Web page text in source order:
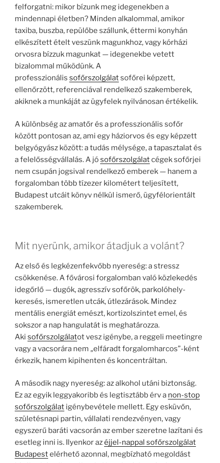
felforgatni: mikor bízunk meg idegenekben a
mindennapi életben? Minden alkalommal, amikor
taxiba, buszba, repülőbe szállunk, éttermi konyhán
elkészített ételt veszünk magunkhoz, vagy kórházi
orvosra bízzuk magunkat — idegenekbe vetett
bizalommal működünk. A
professzionális sofőrszolgálatsofőrei képzett,
ellenőrzött, referenciával rendelkező szakemberek,
akiknek a munkáját az ügyfelek nyilvánosan értékelik.
A különbség az amatőr és a professzionális sofőr
között pontosan az, ami egy háziorvos és egy képzett
belgyógyász között: a tudás mélysége, a tapasztalat és
a felelősségvállalás. A jósofőrszolgálatcégek sofőrjei
nem csupán jogsival rendelkező emberek — hanem a
forgalomban több tízezer kilométert teljesített,
Budapest utcáit könyv nélkül ismerő, ügyfélorientált
szakemberek.
Mit nyerünk, amikor átadjuk a volánt?
Az első és legkézenfekvőbb nyereség: a stressz
csökkenése. A fővárosi forgalomban való közlekedés
idegőrlő — dugók, agresszív sofőrök, parkolóhely-
keresés, ismeretlen utcák, útlezárások. Mindez
mentális energiát emészt, kortizolszintet emel, és
sokszor a nap hangulatát is meghatározza.
Aki sofőrszolgálatot vesz igénybe, a reggeli meetingre
vagy a vacsorára nem „elfáradt forgalomharcos”-ként
érkezik, hanem kipihenten és koncentráltan.
A második nagy nyereség: az alkohol utáni biztonság.
Ez az egyik leggyakoribb és legtisztább érv a non-stop
sofőrszolgálat igénybevétele mellett. Egy esküvőn,
születésnapi partin, vállalati rendezvényen, vagy
egyszerű baráti vacsorán az ember szeretne lazítani és
esetleg inni is. Ilyenkor azéjjel-nappal sofőrszolgálat
Budapestelérhető azonnal, megbízható megoldást